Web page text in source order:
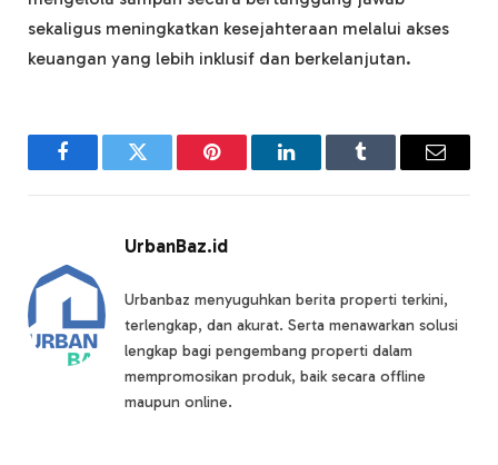
sekaligus meningkatkan kesejahteraan melalui akses
keuangan yang lebih inklusif dan berkelanjutan.
FacebookTwitter Pinterest LinkedInTumblr Email
UrbanBaz.id
Urbanbaz menyuguhkan berita properti terkini,
terlengkap, dan akurat. Serta menawarkan solusi
lengkap bagi pengembang properti dalam
mempromosikan produk, baik secara offline
maupun online.